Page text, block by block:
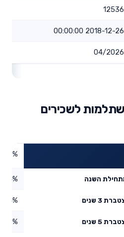
12536
2018-12-26 00:00:00
04/2026
לשכירים
השנה 9.4%
3 שנים
5 שנים